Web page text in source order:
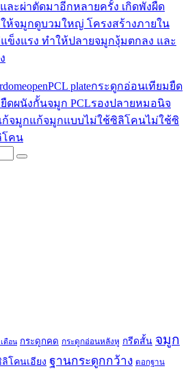
ะผ่าตัดมาอีกหลายครั้ง​ เกิดพังผืด
ห้จมูกดูบวมใหญ่​ โครงสร้าง​ภายใน
ข็งแรง​ ทำให้ปลายจมู​กงุ้มตกลง​ และ
openPCL plateกระดูกอ่อนเทียมยืด
ยืดผนังกั้นจมูก PCLรองปลายหมอนิจ
ก้จมูกแก้จมูกแบบไม่ใช้ซิลิโคนไม่ใช้ซิ
โคน
ดือน กระดูกคด กระดูกอ่อนหลังหู กรีดสั้น จมูก
โคนเอียง ฐานกระดูกกว้าง ตอกฐาน